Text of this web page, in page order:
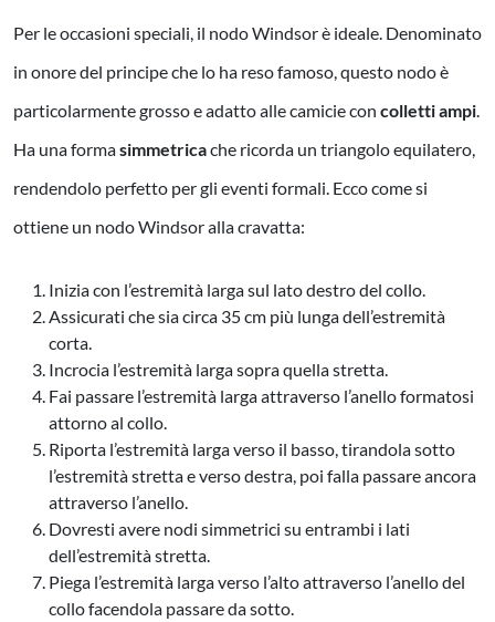
Per le occasioni speciali, il nodo Windsor è ideale. Denominato
in onore del principe che lo ha reso famoso, questo nodo è
particolarmente grosso e adatto alle camicie con colletti ampi.
Ha una formasimmetricache ricorda un triangolo equilatero,
rendendolo perfetto per gli eventi formali. Ecco come si
ottiene un nodo Windsor alla cravatta:
Inizia con l’estremità larga sul lato destro del collo.
Assicurati che sia circa 35 cm più lunga dell’estremità
corta.
Incrocia l’estremità larga sopra quella stretta.
Fai passare l’estremità larga attraverso l’anello formatosi
attorno al collo.
Riporta l’estremità larga verso il basso, tirandola sotto
l’estremità stretta e verso destra, poi falla passare ancora
attraverso l’anello.
Dovresti avere nodi simmetrici su entrambi i lati
dell’estremità stretta.
Piega l’estremità larga verso l’alto attraverso l’anello del
collo facendola passare da sotto.